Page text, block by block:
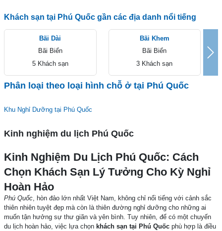
Khách sạn tại Phú Quốc gần các địa danh nổi tiếng
Bãi Dài
Bãi Biển
5 Khách sạn
Bãi Khem
Bãi Biển
3 Khách sạn
Phân loại theo loại hình chỗ ở tại Phú Quốc
Khu Nghỉ Dưỡng tại Phú Quốc
Kinh nghiệm du lịch Phú Quốc
Kinh Nghiệm Du Lịch Phú Quốc: Cách
Chọn Khách Sạn Lý Tưởng Cho Kỳ Nghỉ
Hoàn Hảo
Phú Quốc, hòn đảo lớn nhất Việt Nam, không chỉ nổi tiếng với cảnh sắc
thiên nhiên tuyệt đẹp mà còn là thiên đường nghỉ dưỡng cho những ai
muốn tận hưởng sự thư giãn và yên bình. Tuy nhiên, để có một chuyến
du lịch hoàn hảo, việc lựa chọn khách sạn tại Phú Quốc phù hợp là điều